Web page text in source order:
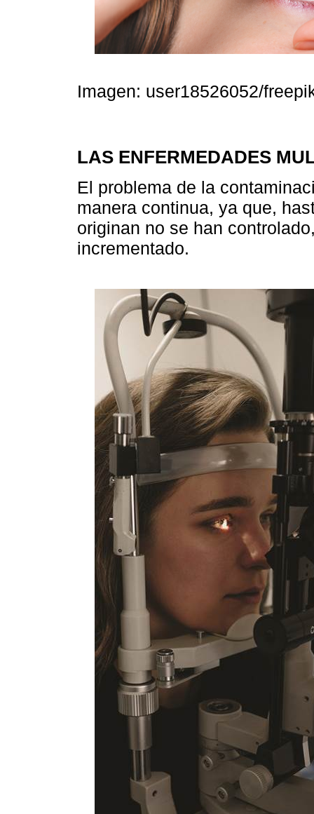
Imagen: user18526052/
LAS ENFERMEDADES
El problema de la
manera continua, ya que,
originan no se han
incrementado.